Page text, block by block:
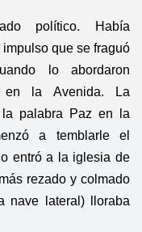
político. Había
que se fraguó
lo abordaron
en la Avenida. La
palabra Paz en la
a temblarle el
entró a la iglesia de
rezado y colmado
nave lateral) lloraba